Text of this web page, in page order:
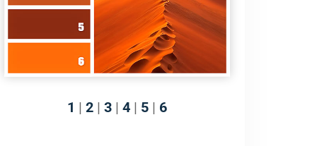
1 |2 |3 |4 | 5 | 6